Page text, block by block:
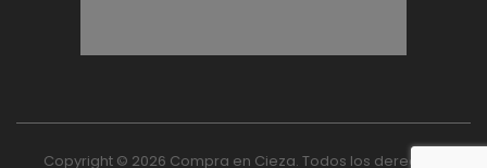
Copyright © 2026 Compra en Cieza. Todos los derechos